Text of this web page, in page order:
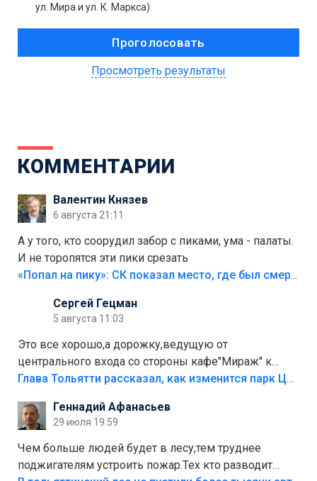
ул. Мира и ул. К. Маркса)
Просмотреть результаты
КОММЕНТАРИИ
Валентин Князев
6 августа 21:11
А у того, кто соорудил забор с пиками, ума - палаты.
И не торопятся эти пики срезать
«Попал на пику»: СК показал место, где был смертельно травмирован ребенок в Тольятти
Сергей Гецман
5 августа 11:03
Это все хорошо,а дорожку,ведущую от
центрального входа со стороны кафе"Мираж" к
аттракционам слабо доделать?А то бордюры
лежала в парке и испортилась.Да еще,видимо,часть
украли.
Глава Тольятти рассказал, как изменится парк Центрального района
Геннадий Афанасьев
29 июля 19:59
Чем больше людей будет в лесу,тем труднее
поджигателям устроить пожар.Тех кто разводит